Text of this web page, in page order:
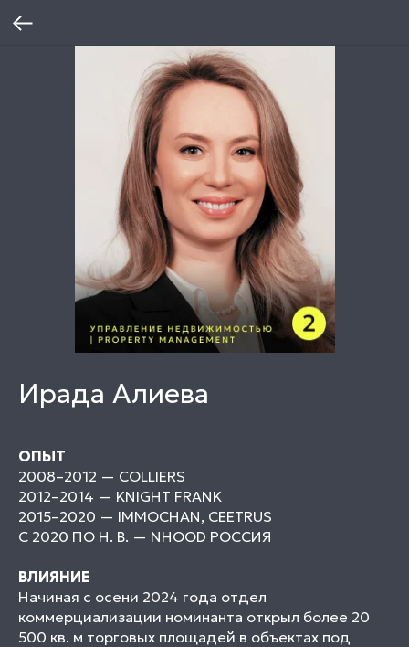
Ирада Алиева
ОПЫТ
2008–2012 — COLLIERS
2012–2014 — KNIGHT FRANK
2015–2020 — IMMOCHAN, CEETRUS
С 2020 ПО Н. В. — NHOOD РОССИЯ
ВЛИЯНИЕ
Начиная с осени 2024 года отдел
коммерциализации номинанта открыл более 20
500 кв. м торговых площадей в объектах под